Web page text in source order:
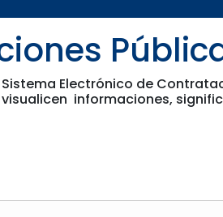
Electrónico de
visualicen informaciones,